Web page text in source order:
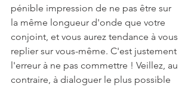
pénible impression de ne pas être sur
la même longueur d'onde que votre
conjoint, et vous aurez tendance à vous
replier sur vous-même. C'est justement
l'erreur à ne pas commettre ! Veillez, au
contraire, à dialoguer le plus possible